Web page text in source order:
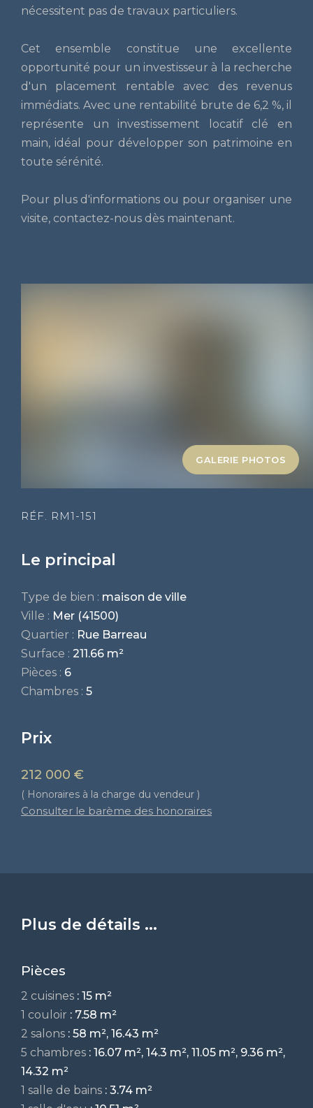
nécessitent pas de travaux particuliers.
Cet ensemble constitue une excellente
opportunité pour un investisseur à la recherche
d'un placement rentable avec des revenus
immédiats. Avec une rentabilité brute de 6,2 %, il
représente un investissement locatif clé en
main, idéal pour développer son patrimoine en
toute sérénité.
Pour plus d'informations ou pour organiser une
visite, contactez-nous dès maintenant.
GALERIE PHOTOS
RÉF. RM1-151
Le principal
Type de bien : maison de ville
Ville : Mer (41500)
Quartier : Rue Barreau
Surface : 211.66 m²
Pièces : 6
Chambres : 5
Prix
212 000 €
( Honoraires à la charge du vendeur )
Consulter le barème des honoraires
Plus de détails ...
Pièces
2 cuisines : 15 m²
1 couloir : 7.58 m²
2 salons : 58 m², 16.43 m²
5 chambres : 16.07 m², 14.3 m², 11.05 m², 9.36 m²,
14.32 m²
1 salle de bains : 3.74 m²